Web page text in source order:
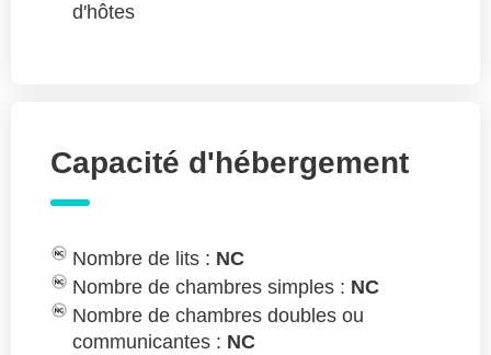
d'hôtes
Capacité d'hébergement
Nombre de lits : NC
Nombre de chambres simples : NC
Nombre de chambres doubles ou
communicantes : NC